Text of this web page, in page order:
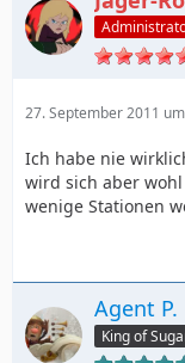
27. September 2011
Ich habe nie
wird sich aber
wenige Stationen
Agent P.
King of